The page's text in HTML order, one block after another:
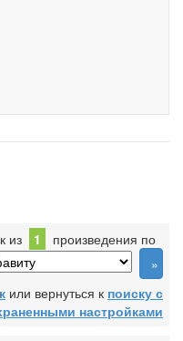
из 1 произведения по
или вернуться к поиску с
настройками